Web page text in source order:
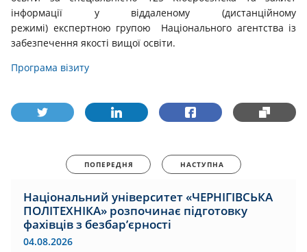
інформації у віддаленому (дистанційному
режимі) експертною групою Національного агентства із
забезпечення якості вищої освіти.
Програма візиту
ПОПЕРЕДНЯ НАСТУПНА
Національний університет «ЧЕРНІГІВСЬКА
ПОЛІТЕХНІКА» розпочинає підготовку
фахівців з безбар’єрності
04.08.2026